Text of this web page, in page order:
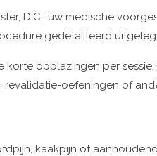
D.C., uw medische
gedetailleerd
korte opblazingen per
oefeningen of
kaakpijn of